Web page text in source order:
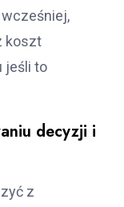
wcześniej,
koszt
jeśli to
decyzji i
z